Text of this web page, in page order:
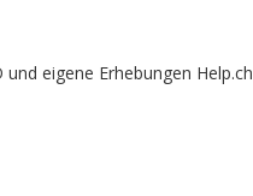
und eigene Erhebungen Help.ch